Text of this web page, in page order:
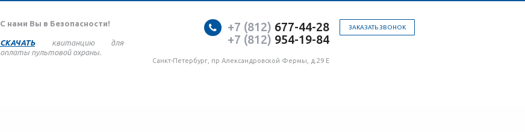
С нами Вы в Безопасности!
СКАЧАТЬквитанцию для
оплаты пультовой охраны.
ЗАКАЗАТЬ ЗВОНОК
+7 (812) 677-44-28
+7 (812) 954-19-84
Санкт-Петербург, пр Александровской Фермы, д.29 Е